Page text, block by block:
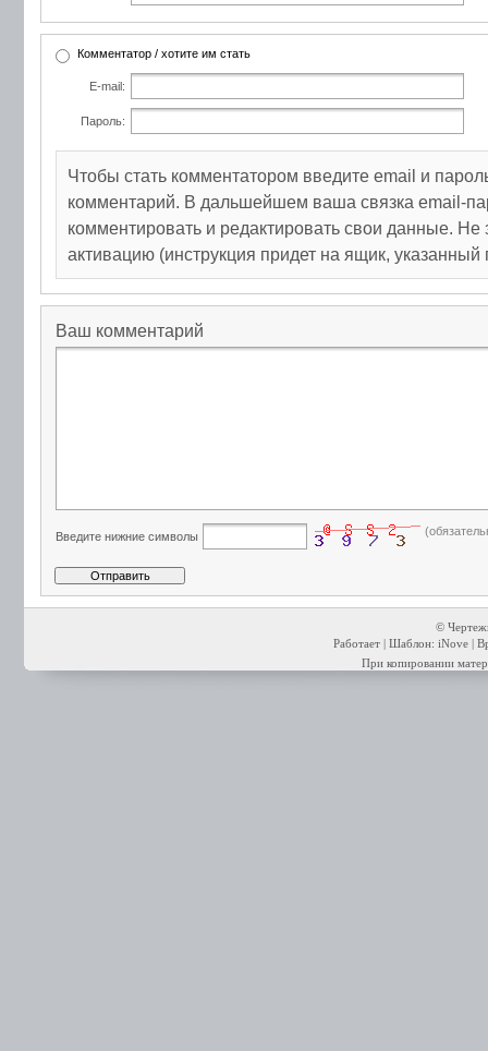
Комментатор / хотите им стать
E-mail:
Пароль:
Чтобы стать комментатором введите email и
комментарий. В дальшейшем ваша связка email-
комментировать и редактировать свои данные. Не
активацию (инструкция придет на ящик, указанный
Ваш комментарий
Введите нижние символы
©
Работает | Шаблон: iNove |
При копировании